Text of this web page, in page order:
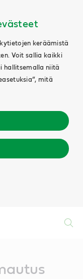
keräämistä
Voit sallia kaikki
hallitsemalla niitä
mitä